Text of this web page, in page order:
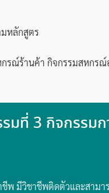
หลักสูตร
รณ์ร้านค้า กิจกรรมสหกร
มที่ 3 กิจกรรม
พ มีวิชาชีพติดตัวและสาม